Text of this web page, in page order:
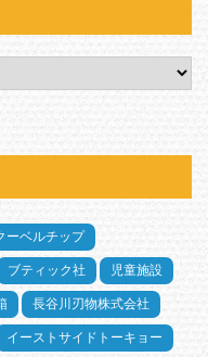
ーベルチップ
ブティック社 児童施設
長谷川刃物株式会社
イーストサイドトーキョー